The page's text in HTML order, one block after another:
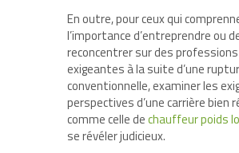
En outre, pour ceux qui
l’importance d’entreprendre ou
reconcentrer sur des professions
exigeantes à la suite d’une
conventionnelle, examiner les
perspectives d’une carrière bien
comme celle dechauffeur poids
se révéler judicieux.